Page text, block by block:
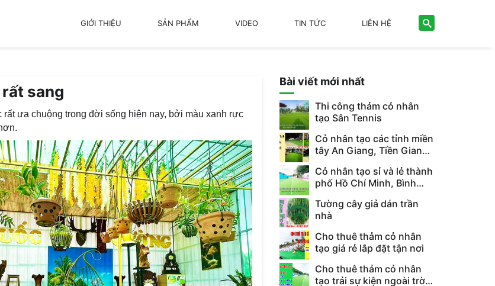
GIỚI THIỆU SẢN PHẨM VIDEO TIN TỨC LIÊN HỆ
sang
rất ưa chuộng trong đời sống hiện nay, bởi màu xanh rực
Bài viết mới nhất
Thi công thảm cỏ nhân
tạo Sân Tennis
Cỏ nhân tạo các tỉnh miền
tây An Giang, Tiền Giang,
Long ...
Cỏ nhân tạo sỉ và lẻ thành
phố Hồ Chí Minh, Bình
...
Tường cây giả dán trần
nhà
Cho thuê thảm cỏ nhân
tạo giá rẻ lắp đặt tận nơi
Cho thuê thảm cỏ nhân
tạo trải sự kiện ngoài trời